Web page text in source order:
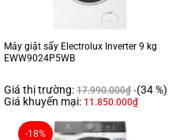
Máy giặt sấy Electrolux Inverter 9 kg
EWW9024P5WB
Giá thị trường: 17.990.000₫ (34 %)
Giá khuyến mại: 11.850.000₫
-18%